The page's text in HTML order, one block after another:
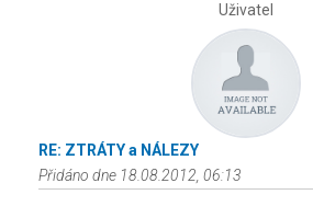
Uživatel
RE: ZTRÁTY a NÁLEZY
Přidáno dne 18.08.2012, 06:13